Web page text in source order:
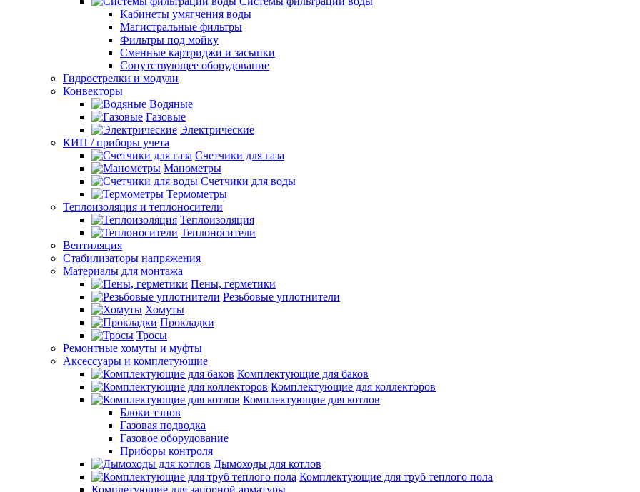
Кабинеты умягчения воды
Магистральные фильтры
Фильтры под мойку
Сменные картриджи и засыпки
Сопутствующее оборудование
Гидрострелки и модули
Конвекторы
Водяные
Газовые
Электрические
КИП / приборы учета
Счетчики для газа
Манометры
Счетчики для воды
Термометры
Теплоизоляция и теплоносители
Теплоизоляция
Теплоносители
Вентиляция
Стабилизаторы напряжения
Материалы для монтажа
Пены, герметики
Резьбовые уплотнители
Хомуты
Прокладки
Тросы
Ремонтные хомуты и муфты
Аксессуары и комплетующие
Комплектующие для баков
Комплектующие для коллекторов
Комплектующие для котлов
Блоки тэнов
Газовая подводка
Газовое оборудование
Приборы контроля
Дымоходы для котлов
Комплектующие для труб теплого пола
Комплетующие для запорной арматуры